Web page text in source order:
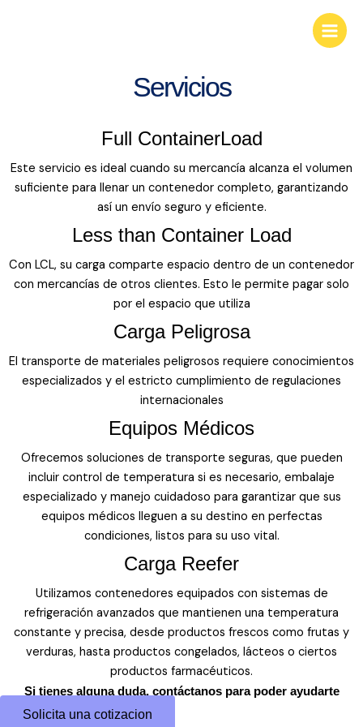
Main
Menu
Servicios
Full ContainerLoad
Este servicio es ideal cuando su mercancía alcanza el volumen
suficiente para llenar un contenedor completo, garantizando
así un envío seguro y eficiente.
Less than Container Load
Con LCL, su carga comparte espacio dentro de un contenedor
con mercancías de otros clientes. Esto le permite pagar solo
por el espacio que utiliza
Carga Peligrosa
El transporte de materiales peligrosos requiere conocimientos
especializados y el estricto cumplimiento de regulaciones
internacionales
Equipos Médicos
Ofrecemos soluciones de transporte seguras, que pueden
incluir control de temperatura si es necesario, embalaje
especializado y manejo cuidadoso para garantizar que sus
equipos médicos lleguen a su destino en perfectas
condiciones, listos para su uso vital.
Carga Reefer
Utilizamos contenedores equipados con sistemas de
refrigeración avanzados que mantienen una temperatura
constante y precisa, desde productos frescos como frutas y
verduras, hasta productos congelados, lácteos o ciertos
productos farmacéuticos.
Si tienes alguna duda, contáctanos para poder ayudarte
Solicita una cotizacion